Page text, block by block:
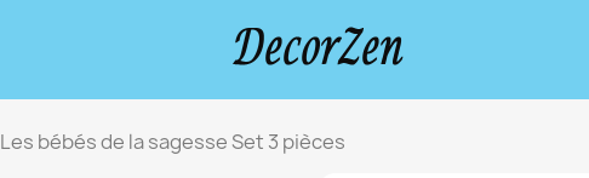
Les bébés de la sagesse Set 3 pièces